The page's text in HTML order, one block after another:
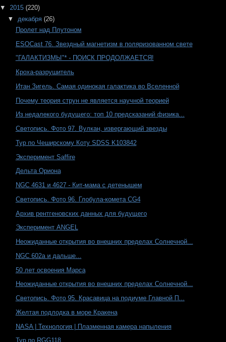
▼2015(220)
▼ декабря (26)
Пролет над Плутоном
ESOCast 76. Звездный магнетизм в поляризованном свете
"ГАЛАКТИЗМЫ"* - ПОИСК ПРОДОЛЖАЕТСЯ!
Кроха-разрушитель
Итан Зигель. Самая одинокая галактика во Вселенной
Почему теория струн не является научной теорией
Из недалекого будущего: топ 10 предсказаний физика...
Светопись. Фото 97. Вулкан, извергающий звезды
Тур по Чеширскому Коту SDSS K103842
Эксперимент Saffire
Дельта Ориона
NGC 4631 и 4627 - Кит-мама с детенышем
Светопись. Фото 96. Глобула-комета CG4
Архив рентгеновских данных для будущего
Эксперимент ANGEL
Неожиданные открытия во внешних пределах Солнечной...
NGC 602a и дальше...
50 лет освоения Марса
Неожиданные открытия во внешних пределах Солнечной...
Светопись. Фото 95. Красавица на подиуме Главной П...
Желтая подлодка в море Кракена
NASA | Технология | Плазменная камера напыления
Тур по RGG118